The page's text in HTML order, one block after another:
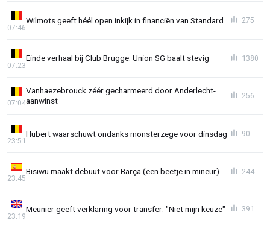
Wilmots geeft héél open inkijk in financiën van Standard
07:46
275
Einde verhaal bij Club Brugge: Union SG baalt stevig
07:23
1380
Vanhaezebrouck zéér gecharmeerd door Anderlecht-
aanwinst
07:04
256
Hubert waarschuwt ondanks monsterzege voor dinsdag
23:51
90
Bisiwu maakt debuut voor Barça (een beetje in mineur)
23:45
244
Meunier geeft verklaring voor transfer: "Niet mijn keuze"
23:19
391